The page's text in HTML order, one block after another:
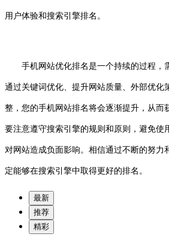
用户体验和搜索引擎排名。
手机网站优化排名是一个持续的过程，需
通过关键词优化、提升网站质量、外部优化
整，您的手机网站排名将会逐渐提升，从而
要注意遵守搜索引擎的规则和原则，避免使
对网站造成负面影响。相信通过不断的努力
定能够在搜索引擎中取得更好的排名。
最新
推荐
精彩